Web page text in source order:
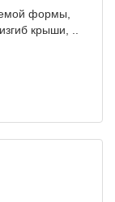
формы,
крыши, ..